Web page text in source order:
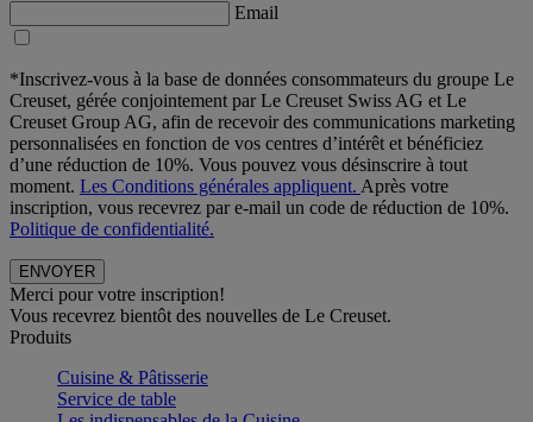
Email
*Inscrivez-vous à la base de données consommateurs du groupe Le
Creuset, gérée conjointement par Le Creuset Swiss AG et Le
Creuset Group AG, afin de recevoir des communications marketing
personnalisées en fonction de vos centres d’intérêt et bénéficiez
d’une réduction de 10%. Vous pouvez vous désinscrire à tout
moment. Les Conditions générales appliquent. Après votre
inscription, vous recevrez par e-mail un code de réduction de 10%.
Politique de confidentialité.
Merci pour votre inscription!
Vous recevrez bientôt des nouvelles de Le Creuset.
Produits
Cuisine & Pâtisserie
Service de table